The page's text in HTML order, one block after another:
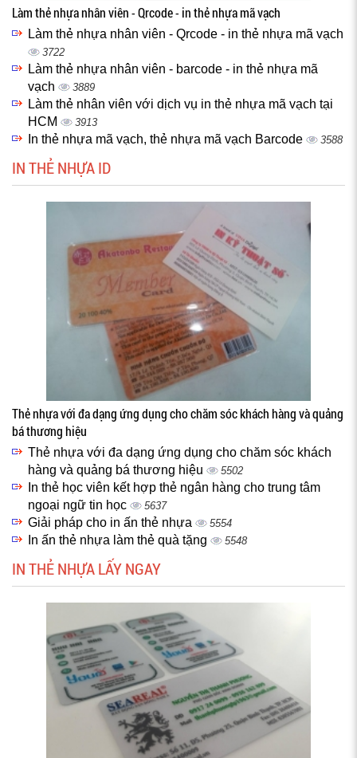
Làm thẻ nhựa nhân viên - Qrcode - in thẻ nhựa mã vạch
Làm thẻ nhựa nhân viên - Qrcode - in thẻ nhựa mã vạch
3722
Làm thẻ nhựa nhân viên - barcode - in thẻ nhựa mã
vạch
3889
Làm thẻ nhân viên với dịch vụ in thẻ nhựa mã vạch tại
HCM
3913
In thẻ nhựa mã vạch, thẻ nhựa mã vạch Barcode 3588
IN THẺ NHỰA ID
Thẻ nhựa với đa dạng ứng dụng cho chăm sóc khách hàng và quảng
bá thương hiệu
Thẻ nhựa với đa dạng ứng dụng cho chăm sóc khách
hàng và quảng bá thương hiệu
5502
In thẻ học viên kết hợp thẻ ngân hàng cho trung tâm
ngoại ngữ tin học
5637
Giải pháp cho in ấn thẻ nhựa 5554
In ấn thẻ nhựa làm thẻ quà tặng 5548
IN THẺ NHỰA LẤY NGAY